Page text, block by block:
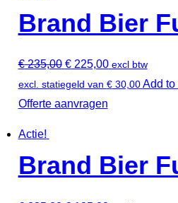
Brand Bier
€235,00 €225,00 excl btw
excl. statiegeld van €30,00 Add to
Offerte aanvragen
Actie!
Brand Bier